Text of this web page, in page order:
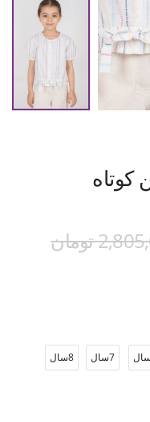
کوتاه
تومان
7سال 8سال